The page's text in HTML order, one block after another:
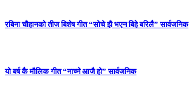
रबिना चौहानको तीज बिशेष गीत “सोचे झै भएन बिहे बरिलै” सार्वजनिक
यो बर्ष कै मौलिक गीत “नाच्ने आजै हो” सार्वजनिक